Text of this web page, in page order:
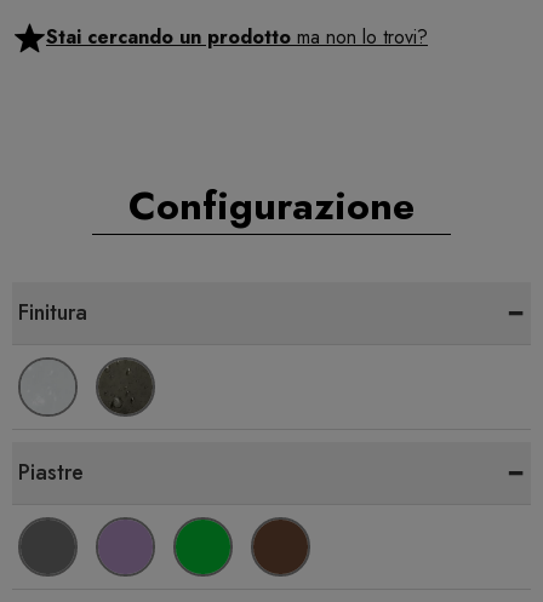
Stai cercando un prodotto ma non lo trovi?
Configurazione
Finitura -
Piastre -